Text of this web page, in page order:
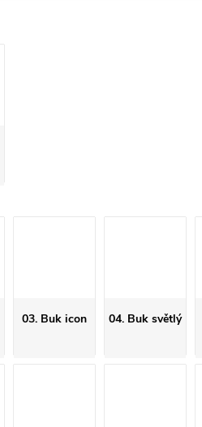
03. Buk icon 04. Buk světlý